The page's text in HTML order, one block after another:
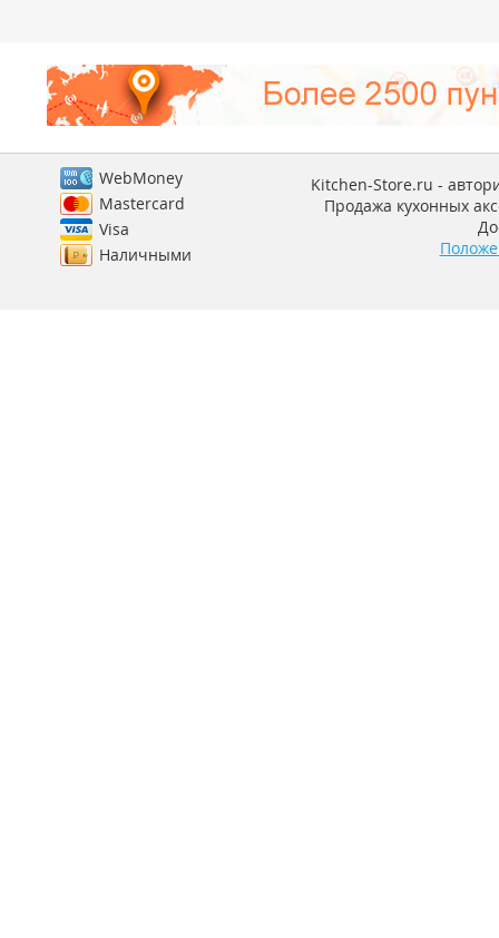
WebMoney
Mastercard
Visa
Наличными
Kitchen-Store.ru -
Продажа кухонных